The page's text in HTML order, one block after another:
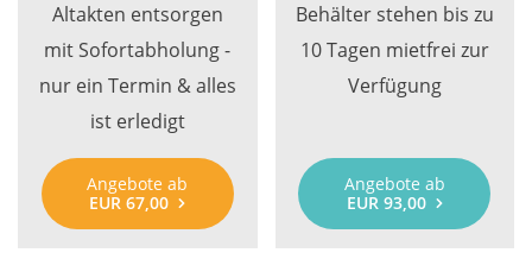
Altakten entsorgen
mit Sofortabholung -
nur ein Termin & alles
ist erledigt
Angebote ab
EUR 67,00
Behälter stehen bis zu
10 Tagen mietfrei zur
Verfügung
Angebote ab
EUR 93,00